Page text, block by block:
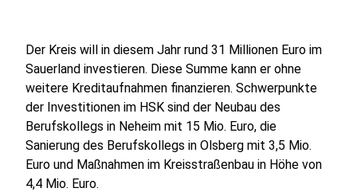
Der Kreis will in diesem Jahr rund 31 Millionen Euro im
Sauerland investieren. Diese Summe kann er ohne
weitere Kreditaufnahmen finanzieren. Schwerpunkte
der Investitionen im HSK sind der Neubau des
Berufskollegs in Neheim mit 15 Mio. Euro, die
Sanierung des Berufskollegs in Olsberg mit 3,5 Mio.
Euro und Maßnahmen im Kreisstraßenbau in Höhe von
4,4 Mio. Euro.